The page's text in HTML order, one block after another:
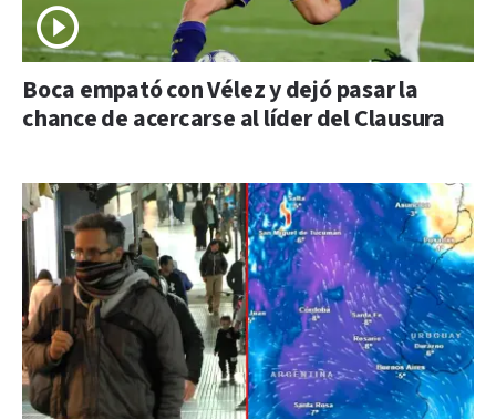
Boca empató con Vélez y dejó pasar la
chance de acercarse al líder del Clausura